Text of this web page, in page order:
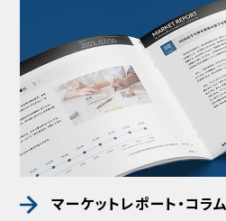
マーケットレポート・コラ